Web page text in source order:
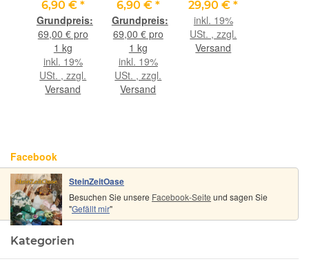
Wassersteine-
Sonderqualität
/ Rohsteine
extra
angetrommelt
- ca. 100 g
(GKS)
6,90 € *
69,00 € pro
1 kg
inkl. 19%
USt. , zzgl.
Versand
Wassersteine-
Sonderqualität
/ Rohsteine
extra
angetrommelt
(Aventurinquarz
grün /
6,90 € *
69,00 € pro
1 kg
inkl. 19%
USt. , zzgl.
Versand
rosa-grün
(Rubelli-
Verdelith)
XXL
29,90 €*
inkl. 19%
USt. , zzgl.
Versand
Facebook
SteinZeitOase
Besuchen Sie unsere Facebook-Seite und sagen Sie
"Gefällt mir"
Kategorien